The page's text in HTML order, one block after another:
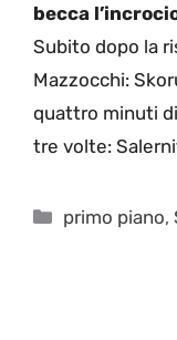
becca
Subito dopo la
Mazzocchi:
quattro minuti
tre volte:
Categorie
primo piano,